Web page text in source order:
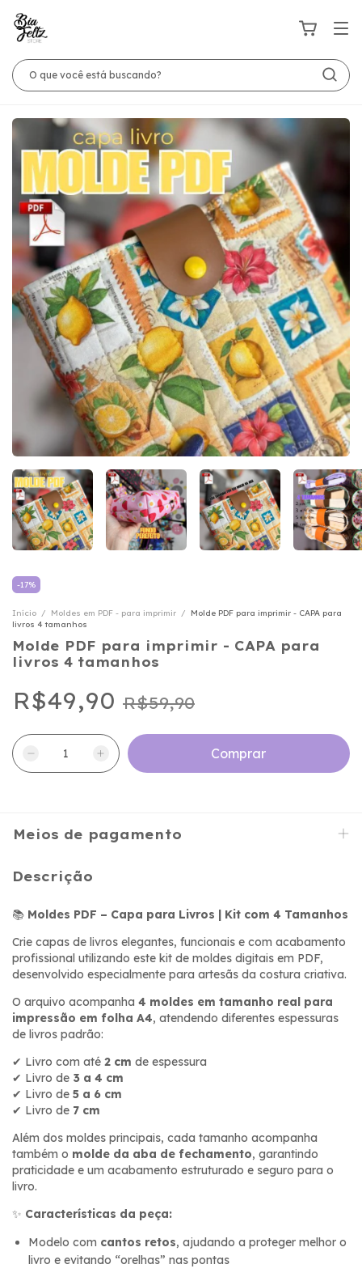
-17%
Início / Moldes em PDF - para imprimir /
Molde PDF para imprimir - CAPA para
livros 4 tamanhos
Molde PDF para imprimir - CAPA para
livros 4 tamanhos
R$49,90 R$59,90
Meios de pagamento
Descrição
📚 Moldes PDF – Capa para Livros | Kit com 4 Tamanhos
Crie capas de livros elegantes, funcionais e com acabamento
profissional utilizando este kit de moldes digitais em PDF,
desenvolvido especialmente para artesãs da costura criativa.
O arquivo acompanha 4 moldes em tamanho real para
impressão em folha A4, atendendo diferentes espessuras
de livros padrão:
✔ Livro com até 2 cm de espessura
✔ Livro de 3 a 4 cm
✔ Livro de 5 a 6 cm
✔ Livro de 7 cm
Além dos moldes principais, cada tamanho acompanha
também o molde da aba de fechamento, garantindo
praticidade e um acabamento estruturado e seguro para o
livro.
✨ Características da peça:
Modelo com cantos retos, ajudando a proteger melhor o
livro e evitando “orelhas” nas pontas